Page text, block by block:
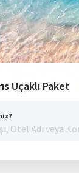
Uçaklı Paket